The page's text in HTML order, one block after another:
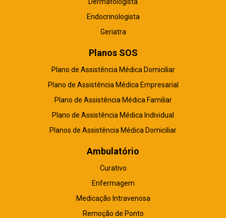
Endocrinologista
Geriatra
Planos SOS
Plano de Assistência Médica Domiciliar
Plano de Assistência Médica Empresarial
Plano de Assistência Médica Familiar
Plano de Assistência Médica Individual
Planos de Assistência Médica Domiciliar
Ambulatório
Curativo
Enfermagem
Medicação Intravenosa
Remoção de Ponto